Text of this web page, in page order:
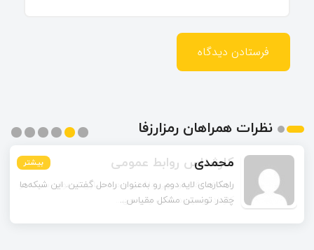
نظرات همراهان رمزارزفا
بیشتر محمدی بیشتر
راهکارهای لایه دوم رو به‌عنوان راه‌حل گفتین. این شبکه‌ها
چقدر تونستن مشکل مقیاس‌...
بیشتر
بیشتر
بیشتر
بیشتر